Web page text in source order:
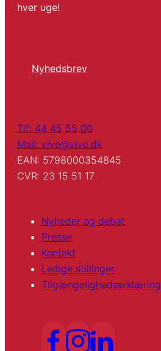
hver uge!
Nyhedsbrev
Tlf: 44 45 55 00
Mail: vive@vive.dk
EAN: 5798000354845
CVR: 23 15 51 17
Nyheder og debat
Presse
Kontakt
Ledige stillinger
Tilgængelighedserklæring